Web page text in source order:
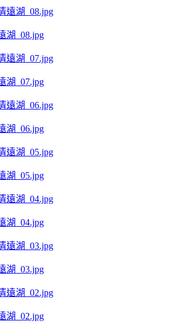
湖_08.jpg
湖_07.jpg
湖_06.jpg
湖_05.jpg
湖_04.jpg
湖_03.jpg
湖_02.jpg